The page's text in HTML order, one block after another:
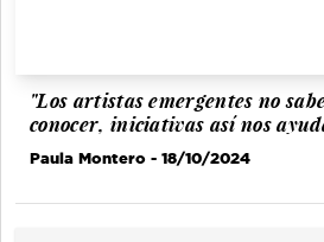
"Los artistas emergentes no
conocer, iniciativas así nos
Paula Montero - 18/10/2024